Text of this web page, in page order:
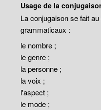
Usage de la
La conjugaison se fait
grammaticaux :
le nombre ;
le genre ;
la personne ;
la voix ;
l'aspect ;
le mode ;